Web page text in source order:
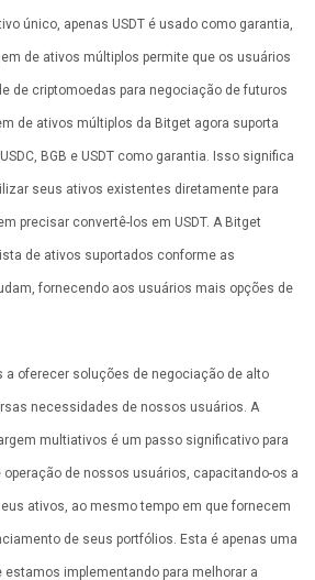
único, apenas USDT é usado como garantia,
de ativos múltiplos permite que os usuários
de criptomoedas para negociação de futuros
de ativos múltiplos da Bitget agora suporta
USDC, BGB e USDT como garantia. Isso significa
seus ativos existentes diretamente para
precisar convertê-los em USDT. A Bitget
de ativos suportados conforme as
fornecendo aos usuários mais opções de
a oferecer soluções de negociação de alto
necessidades de nossos usuários. A
multiativos é um passo significativo para
operação de nossos usuários, capacitando-os a
ativos, ao mesmo tempo em que fornecem
de seus portfólios. Esta é apenas uma
implementando para melhorar a